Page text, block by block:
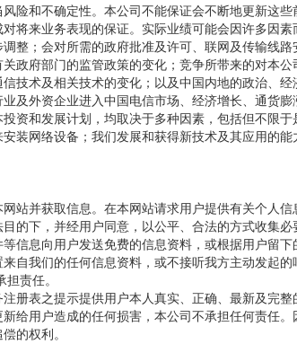
和不确定性。本公司不能保证会不断地更新这些
将来业务表现的保证。实际业绩可能会因许多因
整；会对所需的政府批准及许可、联网及传输线
政府部门的监管政策的变化；竞争所带来的对本
技术及相关技术的变化；以及中国内地的政治、
及外资企业进入中国电信市场、经济增长、通货
资和发展计划，均取决于多种因素，包括但不限
装网络设备；我们发展和获得新技术及其应用的
并获取信息。在本网站请求用户提供有关个人信
的下，并经用户同意，以公平、合法的方式收集
信息向用户发送免费的信息资料，或根据用户留
自我们的任何信息资料，或不接听我方主动发起
责任。
表之提示提供用户本人真实、正确、最新及完整
给用户造成的任何损害，本公司不承担任何责任
的权利。